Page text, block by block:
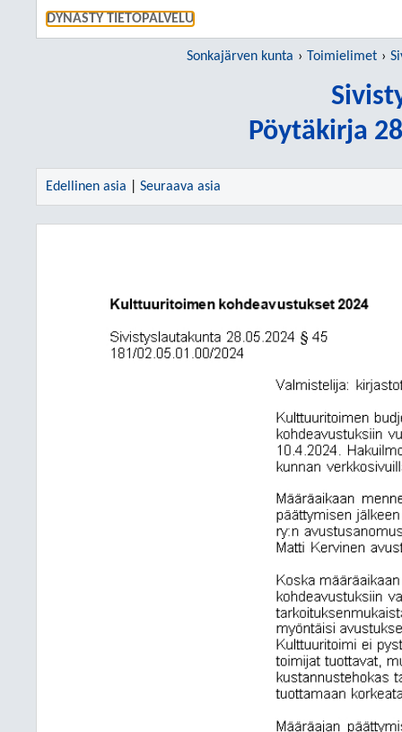
DYNASTY TIETOPALVELU
Sonkajärven kunta Toimielimet
Pöytäkirja
Edellinen asia Seuraava asia